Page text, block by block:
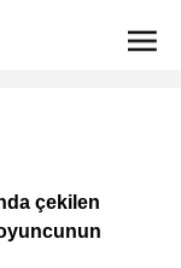
çekilen